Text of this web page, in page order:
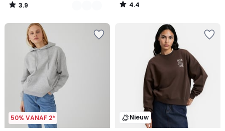
3.9
/
4.4
/
50% VANAF 2* Nieuw